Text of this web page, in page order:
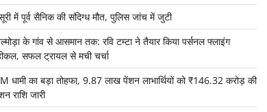
में पूर्व सैनिक की संदिग्ध मौत, पुलिस जांच में जुटी
के गांव से आसमान तक: रवि टम्टा ने तैयार किया पर्सनल फ्लाइंग
सफल ट्रायल से मची चर्चा
धामी का बड़ा तोहफा, 9.87 लाख पेंशन लाभार्थियों को ₹146.32 करोड़ की
राशि जारी